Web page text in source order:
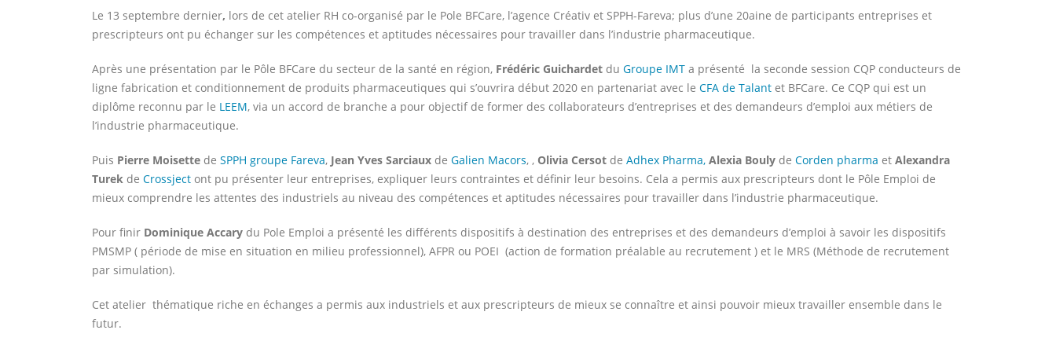
Le 13 septembre dernier, lors de cet atelier RH co-organisé par le Pole BFCare, l’agence Créativ et SPPH-Fareva; plus d’une 20aine de participants entreprises et
prescripteurs ont pu échanger sur les compétences et aptitudes nécessaires pour travailler dans l’industrie pharmaceutique.
Après une présentation par le Pôle BFCare du secteur de la santé en région, Frédéric Guichardet du Groupe IMT a présenté la seconde session CQP conducteurs de
ligne fabrication et conditionnement de produits pharmaceutiques qui s’ouvrira début 2020 en partenariat avec le CFA de Talant et BFCare. Ce CQP qui est un
diplôme reconnu par le LEEM, via un accord de branche a pour objectif de former des collaborateurs d’entreprises et des demandeurs d’emploi aux métiers de
l’industrie pharmaceutique.
Puis Pierre Moisette de SPPH groupe Fareva, Jean Yves Sarciaux de Galien Macors, , Olivia Cersot de Adhex Pharma, Alexia Bouly de Corden pharma et Alexandra
Turek de Crossject ont pu présenter leur entreprises, expliquer leurs contraintes et définir leur besoins. Cela a permis aux prescripteurs dont le Pôle Emploi de
mieux comprendre les attentes des industriels au niveau des compétences et aptitudes nécessaires pour travailler dans l’industrie pharmaceutique.
Pour finir Dominique Accary du Pole Emploi a présenté les différents dispositifs à destination des entreprises et des demandeurs d’emploi à savoir les dispositifs
PMSMP ( période de mise en situation en milieu professionnel), AFPR ou POEI (action de formation préalable au recrutement ) et le MRS (Méthode de recrutement
par simulation).
Cet atelier thématique riche en échanges a permis aux industriels et aux prescripteurs de mieux se connaître et ainsi pouvoir mieux travailler ensemble dans le
futur.